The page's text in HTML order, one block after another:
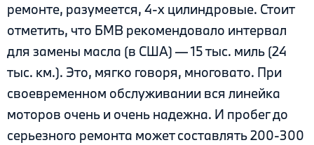
ремонте, разумеется, 4-х цилиндровые. Стоит
отметить, что БМВ рекомендовало интервал
для замены масла (в США) — 15 тыс. миль (24
тыс. км.). Это, мягко говоря, многовато. При
своевременном обслуживании вся линейка
моторов очень и очень надежна. И пробег до
серьезного ремонта может составлять 200-300